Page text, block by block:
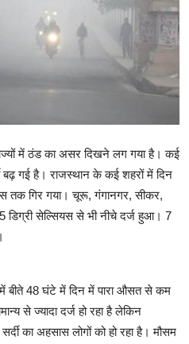
में ठंड का असर दिखने लग गया है। कई
बढ़ गई है। राजस्थान के कई शहरों में दिन
तक गिर गया। चूरू, गंगानगर, सीकर,
सेल्सियस से भी नीचे दर्ज हुआ। 7
बीते 48 घंटे में दिन में पारा औसत से कम
से ज्यादा दर्ज हो रहा है लेकिन
का अहसास लोगों को हो रहा है। मौसम